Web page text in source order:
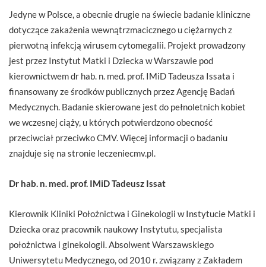
Jedyne w Polsce, a obecnie drugie na świecie badanie kliniczne
dotyczące zakażenia wewnątrzmacicznego u ciężarnych z
pierwotną infekcją wirusem cytomegalii. Projekt prowadzony
jest przez Instytut Matki i Dziecka w Warszawie pod
kierownictwem dr hab. n. med. prof. IMiD Tadeusza Issata i
finansowany ze środków publicznych przez Agencję Badań
Medycznych. Badanie skierowane jest do pełnoletnich kobiet
we wczesnej ciąży, u których potwierdzono obecność
przeciwciał przeciwko CMV. Więcej informacji o badaniu
znajduje się na stronie leczeniecmv.pl.
Dr hab. n. med. prof. IMiD Tadeusz Issat
Kierownik Kliniki Położnictwa i Ginekologii w Instytucie Matki i
Dziecka oraz pracownik naukowy Instytutu, specjalista
położnictwa i ginekologii. Absolwent Warszawskiego
Uniwersytetu Medycznego, od 2010 r. związany z Zakładem